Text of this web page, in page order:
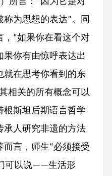
称为思想的表达”。同
“如果你在看这个对
你有由惊呼表达出
就在思考你看到的东
相关的所有概念可以
根斯坦后期语言哲学
承人研究非遗的方法
而言，师生“必须接受
可以说——生活形